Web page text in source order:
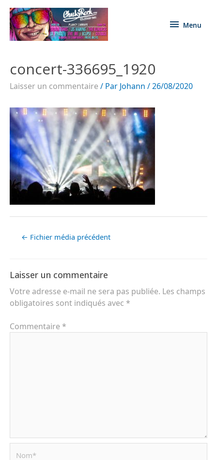
Menu
concert-336695_1920
Laisser un commentaire / Par Johann /26/08/2020
← Fichier média précédent
Laisser un commentaire
Votre adresse e-mail ne sera pas publiée. Les champs
obligatoires sont indiqués avec *
Commentaire *